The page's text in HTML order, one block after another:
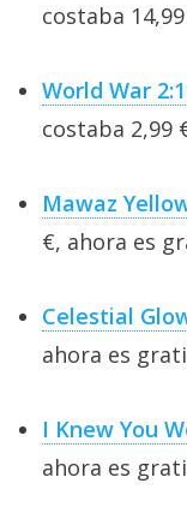
costaba
World War
costaba 2,99
Mawaz
€, ahora es
Celestial
ahora es
I Knew You
ahora es